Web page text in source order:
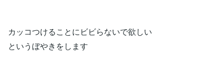
カッコつけることにビビらないで欲しい
というぼやきをします